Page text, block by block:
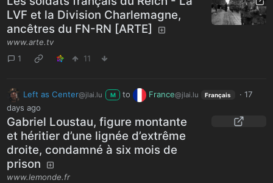
LVF et la Division Charlemagne,
ancêtres du FN-RN [ARTE]
www.arte.tv
1
11
Left as Center@jlai.lu M to France@jlai.lu Français ·17
days ago
Gabriel Loustau, figure montante
et héritier d’une lignée d’extrême
droite, condamné à six mois de
prison
www.lemonde.fr